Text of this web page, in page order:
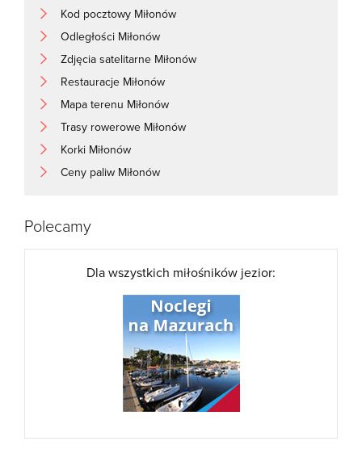
Kod pocztowy Miłonów
Odległości Miłonów
Zdjęcia satelitarne Miłonów
Restauracje Miłonów
Mapa terenu Miłonów
Trasy rowerowe Miłonów
Korki Miłonów
Ceny paliw Miłonów
Polecamy
Dla wszystkich miłośników jezior: